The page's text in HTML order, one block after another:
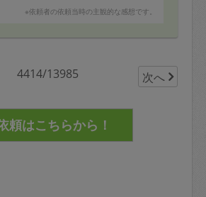
ってます！
※依頼者の依頼当時の主観的な感想です。
4414/13985 次へ